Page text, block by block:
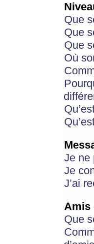
Que
Que
Que
Où
Je ne
Je
J’ai
Amis
Que